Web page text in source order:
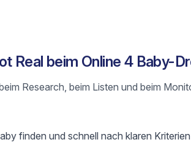
Real beim Online 4 Baby-
Research, beim Listen und beim
finden und schnell nach klaren